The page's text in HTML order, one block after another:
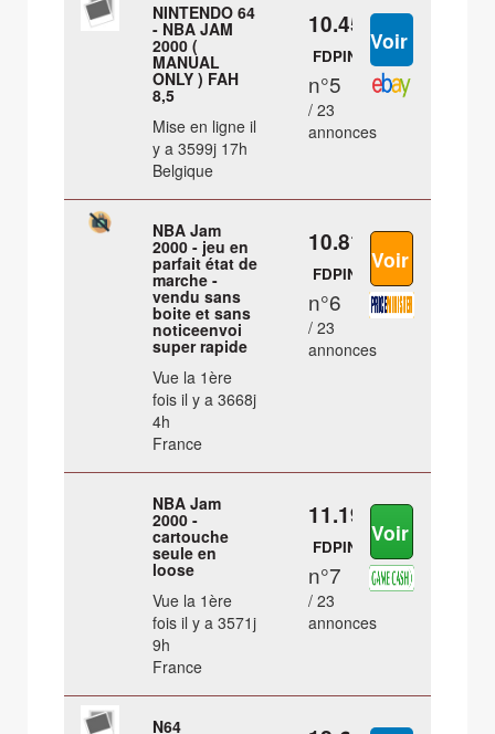
NINTENDO 64
- NBA JAM
2000 (
MANUAL
ONLY ) FAH
8,5
Mise en ligne il
y a 3599j 17h
Belgique
10.45 €
FDPIN
n°5
/ 23
annonces
NBA Jam
2000 - jeu en
parfait état de
marche -
vendu sans
boite et sans
noticeenvoi
super rapide
Vue la 1ère
fois il y a 3668j
4h
France
10.81 €
FDPIN
n°6
/ 23
annonces
NBA Jam
2000 -
cartouche
seule en
loose
Vue la 1ère
fois il y a 3571j
9h
France
11.19 €
FDPIN
n°7
/ 23
annonces
N64